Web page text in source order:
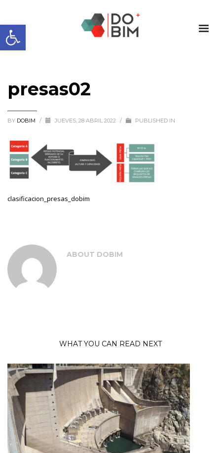
Abrir barra de herramientas
presas02
BY DOBIM / JUEVES, 28 ABRIL 2022 / PUBLISHED IN
clasificacion_presas_dobim
ABOUT DOBIM
WHAT YOU CAN READ NEXT